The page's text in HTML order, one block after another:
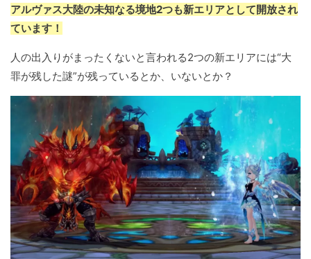
アルヴァス大陸の未知なる境地2つも新エリアとして開放され
ています！
人の出入りがまったくないと言われる2つの新エリアには“大
罪が残した謎”が残っているとか、いないとか？